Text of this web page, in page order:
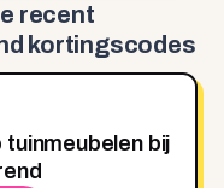
recent
kortingscodes
tuinmeubelen bij